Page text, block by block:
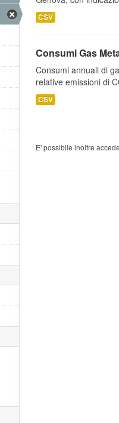
CSV
Consumi Gas
Consumi annuali di
relative emissioni di
CSV
E' possibile inoltre